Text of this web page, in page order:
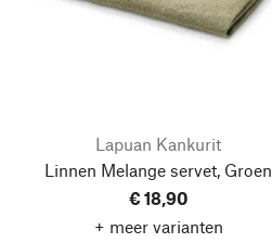
Lapuan Kankurit
Linnen Melange servet, Groen
€ 18,90
+ meer varianten